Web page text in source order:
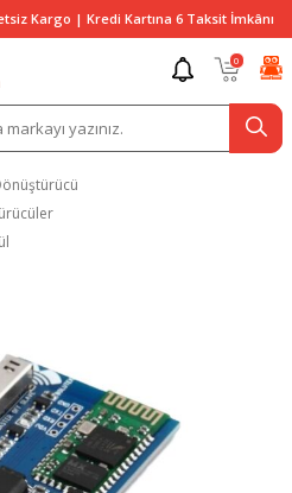
Kargo | Kredi Kartına 6 Taksit İmkânı
0